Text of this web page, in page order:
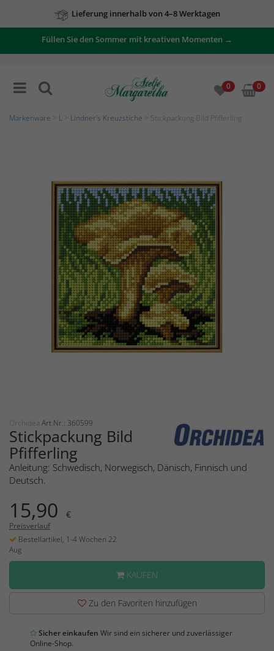
Lieferung innerhalb von 4–8 Werktagen
Füllen Sie den Sommer mit kreativen Momenten →
0 0
Markenware L Lindner's Kreuzstiche > Stickpackung Bild Pfifferling
Orchidea Art.Nr.: 360599
Stickpackung Bild
Pfifferling
Anleitung: Schwedisch, Norwegisch, Dänisch, Finnisch und
Deutsch.
15,90 €
Preisverlauf
Bestellartikel, 1-4 Wochen 22
Aug
KAUFEN
Zu den Favoriten hinzufügen
Sicher einkaufen Wir sind ein sicherer und zuverlässiger
Online-Shop.